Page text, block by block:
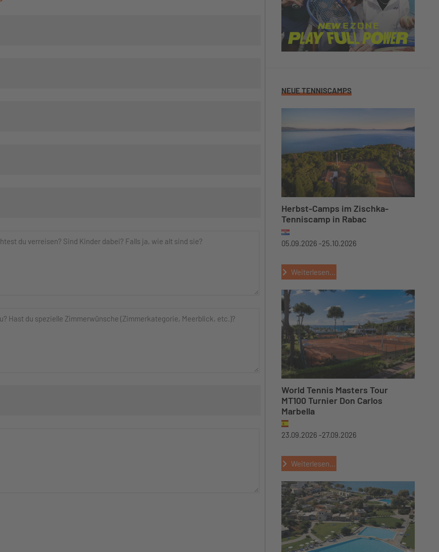
NEUE TENNISCAMPS
Herbst-Camps im Zischka-
Tenniscamp in Rabac
05.09.2026 -25.10.2026
Weiterlesen...
World Tennis Masters Tour
MT100 Turnier Don Carlos
Marbella
23.09.2026 -27.09.2026
Weiterlesen...